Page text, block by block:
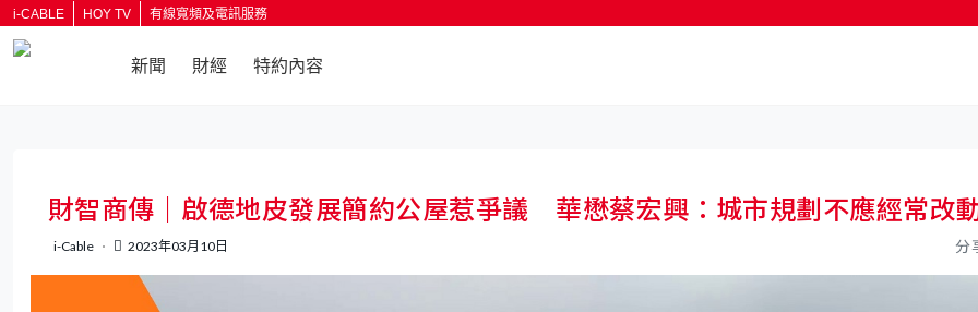
i-CABLE HOY TV 有線寬頻及電訊服務
新聞 財經 特約內容
財智商傳｜啟德地皮發展簡約公屋惹爭議 華懋蔡宏興：城市規劃不應經常改
i-Cable 2023年03月10日 分